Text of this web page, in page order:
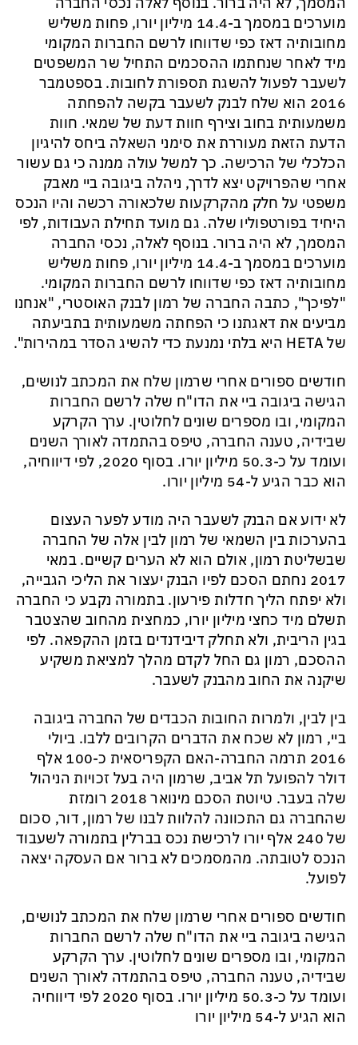
מוערכים במסמך ב-14.4 מיליון יורו, פחות משליש
מחובותיה דאז כפי שדווחו לרשם החברות המקומי
מיד לאחר שנחתמו ההסכמים התחיל שר המשפטים
לשעבר לפעול להשגת תספורת לחובות. בספטמבר
2016 הוא שלח לבנק לשעבר בקשה להפחתה
משמעותית בחוב וצירף חוות דעת של שמאי. חוות
הדעת הזאת מעוררת את סימני השאלה ביחס להיגיון
הכלכלי של הרכישה. כך למשל עולה ממנה כי גם עשור
אחרי שהפרויקט יצא לדרך, ניהלה ביגובה ביי מאבק
משפטי על חלק מהקרקעות שלכאורה רכשה והיו הנכס
היחיד בפורטפוליו שלה. גם מועד תחילת העבודות, לפי
המסמך, לא היה ברור. בנוסף לאלה, נכסי החברה
מוערכים במסמך ב-14.4 מיליון יורו, פחות משליש
מחובותיה דאז כפי שדווחו לרשם החברות המקומי.
"לפיכך", כתבה החברה של רמון לבנק האוסטרי, "אנחנו
מביעים את דאגתנו כי הפחתה משמעותית בתביעתה
של HETA היא בלתי נמנעת כדי להשיג הסדר במהירות".
חודשים ספורים אחרי שרמון שלח את המכתב לנושים,
הגישה ביגובה ביי את הדו"ח שלה לרשם החברות
המקומי, ובו מספרים שונים לחלוטין. ערך הקרקע
שבידיה, טענה החברה, טיפס בהתמדה לאורך השנים
ועומד על כ-50.3 מיליון יורו. בסוף 2020, לפי דיווחיה,
הוא כבר הגיע ל-54 מיליון יורו.
לא ידוע אם הבנק לשעבר היה מודע לפער העצום
בהערכות בין השמאי של רמון לבין אלה של החברה
שבשליטת רמון, אולם הוא לא הערים קשיים. במאי
2017 נחתם הסכם לפיו הבנק יעצור את הליכי הגבייה,
ולא יפתח הליך חדלות פירעון. בתמורה נקבע כי החברה
תשלם מיד כחצי מיליון יורו, כמחצית מהחוב שהצטבר
בגין הריבית, ולא תחלק דיבידנדים בזמן ההקפאה. לפי
ההסכם, רמון גם החל לקדם מהלך למציאת משקיע
שיקנה את החוב מהבנק לשעבר.
בין לבין, ולמרות החובות הכבדים של החברה ביגובה
ביי, רמון לא שכח את הדברים הקרובים ללבו. ביולי
2016 תרמה החברה-האם הקפריסאית כ-100 אלף
דולר להפועל תל אביב, שרמון היה בעל זכויות הניהול
שלה בעבר. טיוטת הסכם מינואר 2018 רומזת
שהחברה גם התכוונה להלוות לבנו של רמון, דור, סכום
של 240 אלף יורו לרכישת נכס בברלין בתמורה לשעבוד
הנכס לטובתה. מהמסמכים לא ברור אם העסקה יצאה
לפועל.
חודשים ספורים אחרי שרמון שלח את המכתב לנושים,
הגישה ביגובה ביי את הדו"ח שלה לרשם החברות
המקומי, ובו מספרים שונים לחלוטין. ערך הקרקע
שבידיה, טענה החברה, טיפס בהתמדה לאורך השנים
ועומד על כ-50.3 מיליון יורו. בסוף 2020 לפי דיווחיה
הוא הגיע ל-54 מיליון יורו